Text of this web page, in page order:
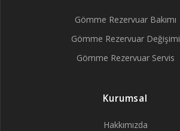
Gömme Rezervuar Bakımı
Gömme Rezervuar Değişimi
Gömme Rezervuar Servis
Kurumsal
Hakkımızda